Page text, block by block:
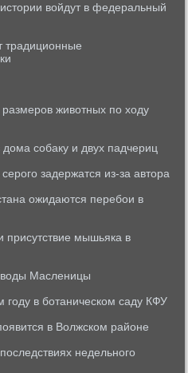
войдут в федеральный
традиционные
животных по ходу
собаку и двух падчериц
задержатся из-за автора
ожидаются перебои в
присутствие мышьяка в
Масленицы
году в ботаническом саду КФУ
в Волжском районе
недельного